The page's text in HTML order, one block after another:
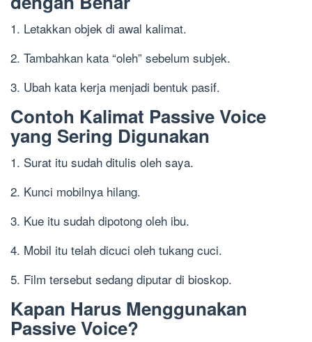
1. Letakkan objek di awal kalimat.
2. Tambahkan kata “oleh” sebelum subjek.
3. Ubah kata kerja menjadi bentuk pasif.
Contoh Kalimat Passive Voice
yang Sering Digunakan
1. Surat itu sudah ditulis oleh saya.
2. Kunci mobilnya hilang.
3. Kue itu sudah dipotong oleh ibu.
4. Mobil itu telah dicuci oleh tukang cuci.
5. Film tersebut sedang diputar di bioskop.
Kapan Harus Menggunakan
Passive Voice?